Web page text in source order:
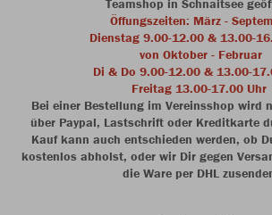
Teamshop in Schnaitsee
Öffungszeiten: März -
Dienstag 9.00-12.00 & 13.00-
von Oktober - Februar
Di & Do 9.00-12.00 & 13.00-
Freitag 13.00-17.00 Uhr
Bei einer Bestellung im Vereinsshop wird
über Paypal, Lastschrift oder Kreditkarte
Kauf kann auch entschieden werden, ob
kostenlos abholst, oder wir Dir gegen
die Ware per DHL